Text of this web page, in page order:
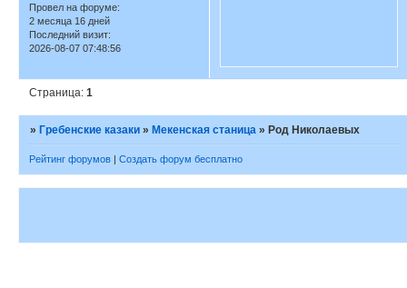
Провел на форуме:
2 месяца 16 дней
Последний визит:
2026-08-07 07:48:56
Страница:1
» Гребенские казаки » Мекенская станица » Род Николаевых
Рейтинг форумов | Создать форум бесплатно